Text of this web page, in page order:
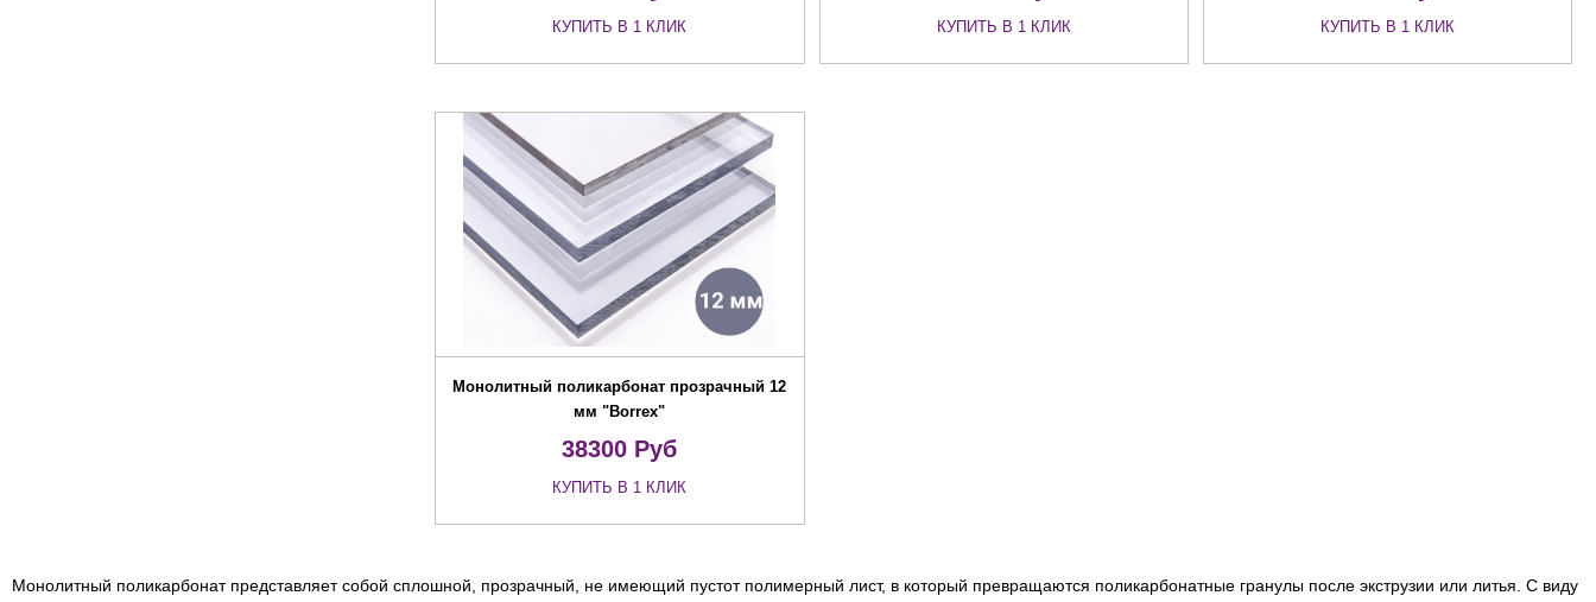
КУПИТЬ В 1 КЛИК КУПИТЬ В 1 КЛИК КУПИТЬ В 1 КЛИК
Монолитный поликарбонат прозрачный 12
мм "Borrex"
38300 Руб
КУПИТЬ В 1 КЛИК
Монолитный поликарбонат представляет собой сплошной, прозрачный, не имеющий пустот полимерный лист, в который превращаются поликарбонатные гранулы после экструзии или литья. С виду